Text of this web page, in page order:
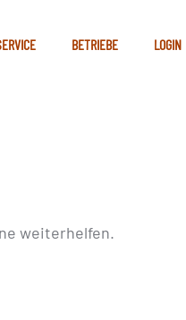
BETRIEBE LOGIN
weiterhelfen.